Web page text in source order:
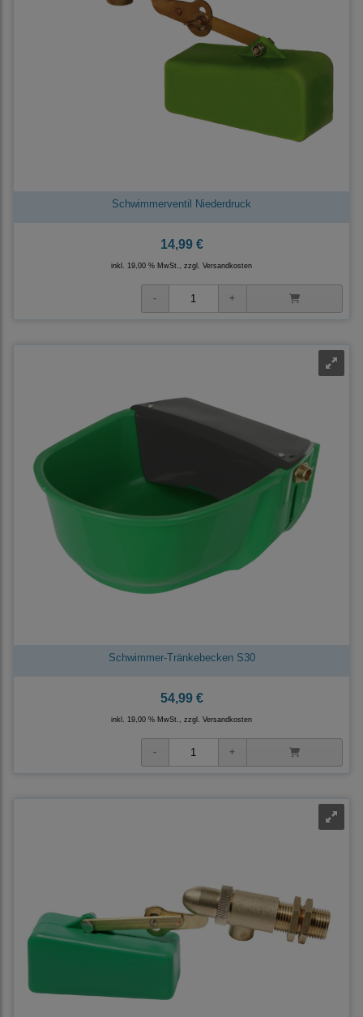
Schwimmerventil Niederdruck
14,99 €
inkl. 19,00 % MwSt., zzgl. Versandkosten
Schwimmer-Tränkebecken S30
54,99 €
inkl. 19,00 % MwSt., zzgl. Versandkosten